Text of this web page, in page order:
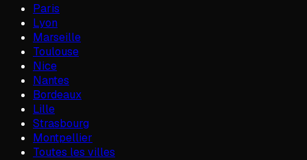
Paris
Lyon
Marseille
Toulouse
Nice
Nantes
Bordeaux
Lille
Strasbourg
Montpellier
Toutes les villes